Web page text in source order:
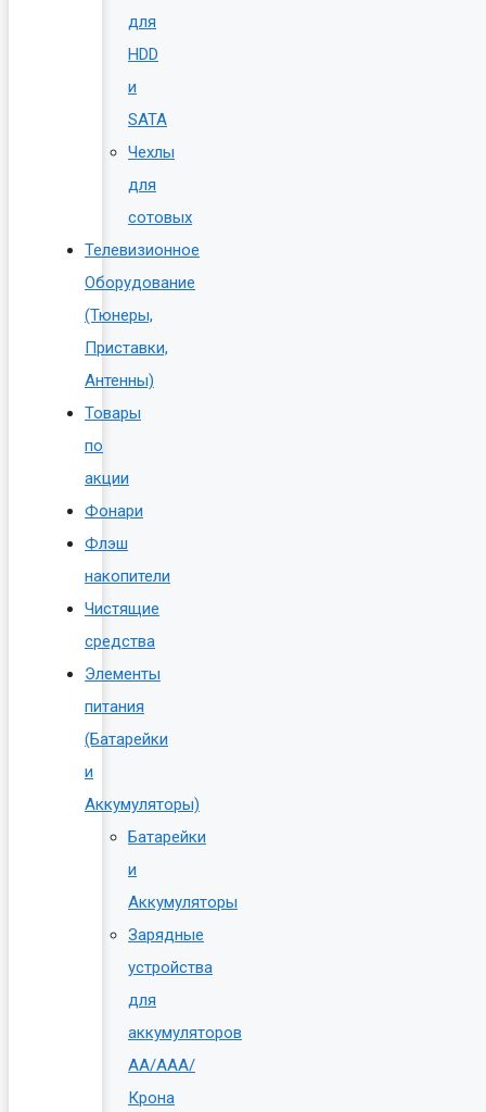
для
HDD
и
SATA
Чехлы
для
сотовых
Телевизионное
Оборудование
(Тюнеры,
Приставки,
Антенны)
Товары
по
акции
Фонари
Флэш
накопители
Чистящие
средства
Элементы
питания
(Батарейки
и
Аккумуляторы)
Батарейки
и
Аккумуляторы
Зарядные
устройства
для
аккумуляторов
AA/AAA/
Крона